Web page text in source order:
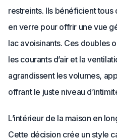
restreints. Ils bénéficient
en verre pour offrir une vue
lac avoisinants. Ces doubles
les courants d’air et la
agrandissent les volumes,
offrant le juste niveau
L’intérieur de la maison en
Cette décision crée un style